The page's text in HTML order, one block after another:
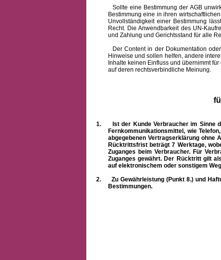
Sollte eine Bestimmung der AGB
Bestimmung eine in ihren
Unvollständigkeit einer Bestimmung
Recht. Die Anwendbarkeit des UN-
und Zahlung und Gerichtsstand für alle
Der Content in der Dokumentation oder
Hinweise und sollen helfen, andere
Inhalte keinen Einfluss und übernimmt
auf deren rechtsverbindliche Meinung.
1.
Ist der Kunde Verbraucher im Sinne
Fernkommunikationsmittel, wie
abgegebenen Vertragserklärung ohne
Rücktrittsfrist beträgt 7 Werktage,
Zuganges beim Verbraucher. Für
Zuganges gewährt. Der Rücktritt gilt
auf elektronischem oder sonstigem
2.
Zu Gewährleistung (Punkt 8.) und
Bestimmungen.